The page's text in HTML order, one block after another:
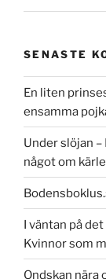
SENASTE
En liten
ensamma
Under slöjan
något om
I väntan på
Kvinnor som
Ondskan nära